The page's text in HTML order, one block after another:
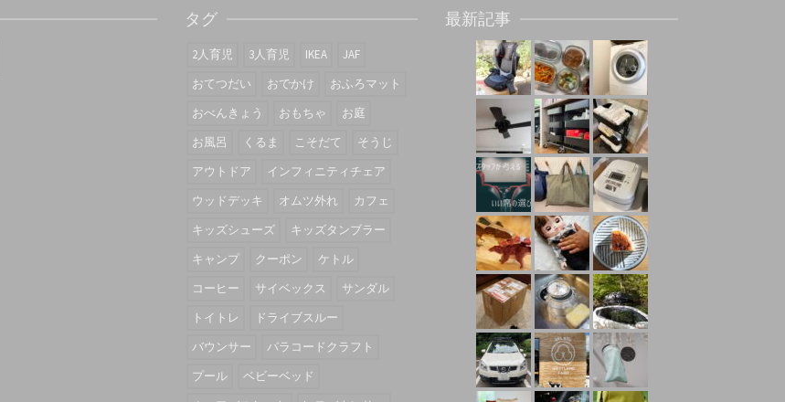
タグ
2人育児 3人育児 IKEA
JAF
おてつだい
おでかけ
おふろマット
おべんきょう
おもちゃ
お庭
お風呂
くるま こそだて
そうじ
アウトドア
インフィニティチェア
ウッドデッキ
オムツ外れ
カフェ
キッズシューズ
キッズタンブラー
キャンプ
クーポン
ケトル
コーヒー
サイベックス
サンダル
トイトレ
ドライブスルー
バウンサー
パラコードクラフト
プール
ベビーベッド
最新記事